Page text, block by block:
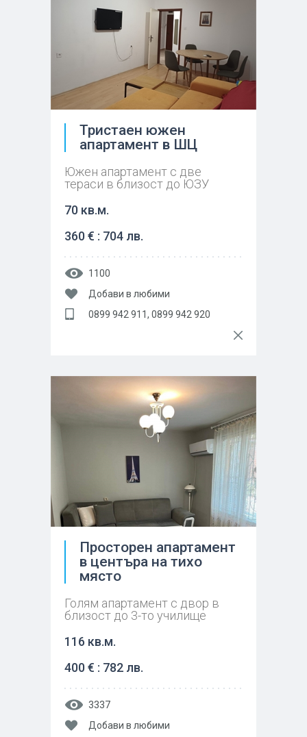
Тристаен южен
апартамент в ШЦ
Южен апартамент с две
тераси в близост до ЮЗУ
70 кв.м.
360 € : 704 лв.
1100
Добави в любими
0899 942 911, 0899 942 920
Просторен апартамент
в центъра на тихо
място
Голям апартамент с двор в
близост до 3-то училище
116 кв.м.
400 € : 782 лв.
3337
Добави в любими